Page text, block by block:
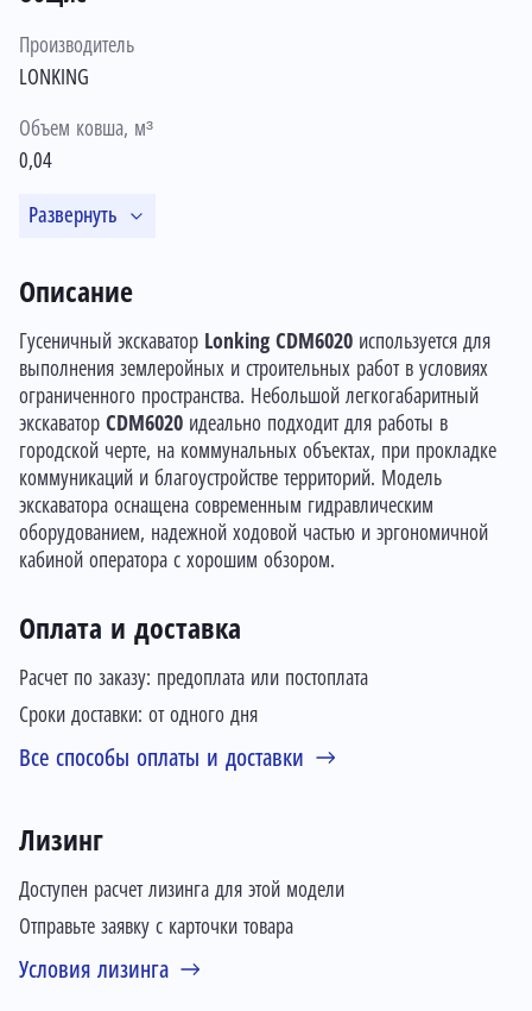
Производитель
LONKING
Объем ковша, м³
0,04
Развернуть
Оплата и доставка
Расчет по заказу: предоплата или постоплата
Сроки доставки: от одного дня
Все способы оплаты и доставки
Лизинг
Доступен расчет лизинга для этой модели
Отправьте заявку с карточки товара
Условия лизинга
Описание
Гусеничный экскаватор Lonking CDM6020 используется для
выполнения землеройных и строительных работ в условиях
ограниченного пространства. Небольшой легкогабаритный
экскаватор CDM6020 идеально подходит для работы в
городской черте, на коммунальных объектах, при прокладке
коммуникаций и благоустройстве территорий. Модель
экскаватора оснащена современным гидравлическим
оборудованием, надежной ходовой частью и эргономичной
кабиной оператора с хорошим обзором.